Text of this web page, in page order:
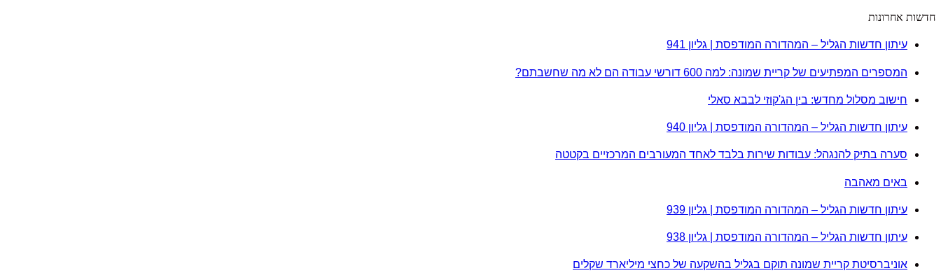
חדשות אחרונות
עיתון חדשות הגליל – המהדורה המודפסת | גליון 941
המספרים המפתיעים של קריית שמונה: למה 600 דורשי עבודה הם לא מה שחשבתם?
חישוב מסלול מחדש: בין הג'קוזי לבבא סאלי
עיתון חדשות הגליל – המהדורה המודפסת | גליון 940
סערה בתיק להנגהל: עבודות שירות בלבד לאחד המעורבים המרכזיים בקטטה
באים מאהבה
עיתון חדשות הגליל – המהדורה המודפסת | גליון 939
עיתון חדשות הגליל – המהדורה המודפסת | גליון 938
אוניברסיטת קריית שמונה תוקם בגליל בהשקעה של כחצי מיליארד שקלים